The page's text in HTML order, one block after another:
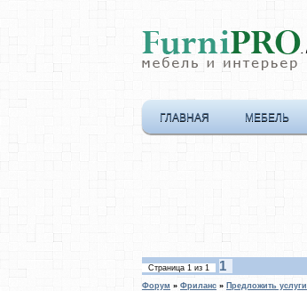
ГЛАВНАЯ МЕБЕЛЬ
Страница 1 из 1 1
Форум » Фриланс » Предложить услуги